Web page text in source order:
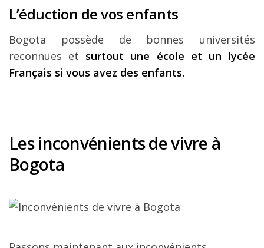
L’éduction de vos enfants
Bogota possède de bonnes universités
reconnues et surtout une école et un lycée
Français si vous avez des enfants.
Les inconvénients de vivre à
Bogota